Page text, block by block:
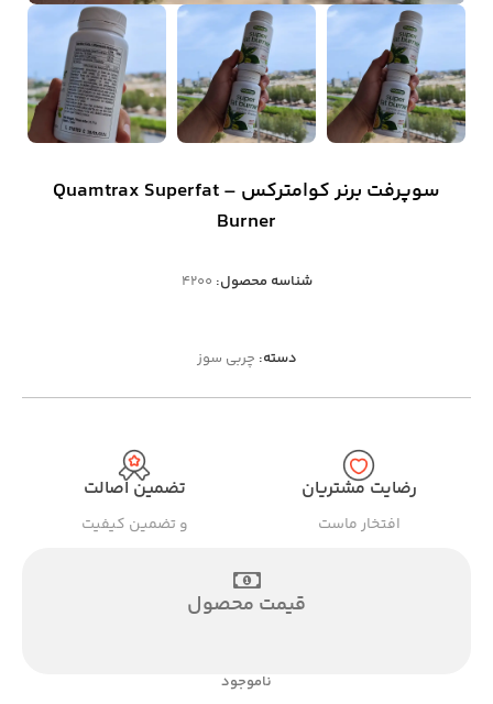
سوپرفت برنر کوامترکس – Quamtrax Superfat
Burner
شناسه محصول: 4200
دسته: چربی سوز
رضایت مشتریان
افتخار ماست
تضمین اصالت
و تضمین کیفیت
قیمت محصول
ناموجود